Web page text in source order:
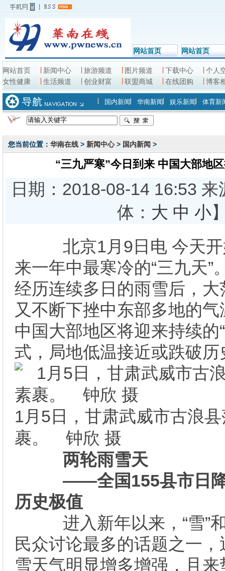
网站首页 网站首页
网站首页 新闻中心 旅游频道 图片频道 下载中心
个人
女性健康
生活频道 创业财富 联盟商城 在线团购 博客
国内新闻 华南新闻 娱乐新闻 体育新
您当前位置： 华南在线 > 新闻中心> 国内新闻 >
“三九严寒”今日到来 中国大部地
日期：2018-08-14 16:53
体： 大 中 小
北京1月9日电 今天开
来一年中最寒冷的“三九天”
经历连续多日的雨雪后，
又不断下挫中东部多地的
中国大部地区将迎来持续的
式，局地低温接近或跌破
1月5日，甘肃武威市古浪
裹。 钟欣 摄
两轮雨雪天
――全国155县市日
历史极值
进入新年以来，“雪”和
民众讨论最多的话题之一
雪天气明显增多增强，且来